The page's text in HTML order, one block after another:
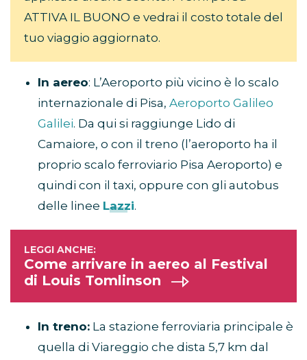
ATTIVA IL BUONO e vedrai il costo totale del
tuo viaggio aggiornato.
In aereo: L’Aeroporto più vicino è lo scalo
internazionale di Pisa, Aeroporto Galileo
Galilei. Da qui si raggiunge Lido di
Camaiore, o con il treno (l’aeroporto ha il
proprio scalo ferroviario Pisa Aeroporto) e
quindi con il taxi, oppure con gli autobus
delle linee Lazzi.
Come arrivare in aereo al Festival
di Louis Tomlinson
In treno: La stazione ferroviaria principale è
quella di Viareggio che dista 5,7 km dal